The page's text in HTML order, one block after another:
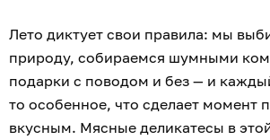
Лето диктует свои правила: мы
природу, собираемся шумными
подарки с поводом и без — и
то особенное, что сделает момент
вкусным. Мясные деликатесы в